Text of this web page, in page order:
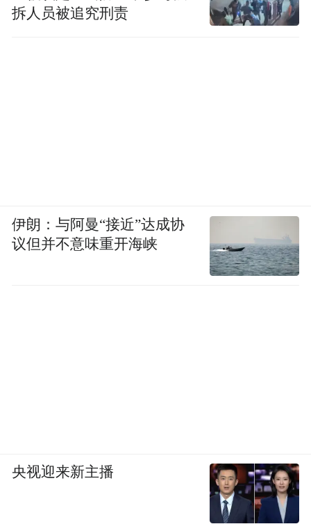
拆人员被追究刑责
伊朗：与阿曼“接近”达成协
议但并不意味重开海峡
央视迎来新主播